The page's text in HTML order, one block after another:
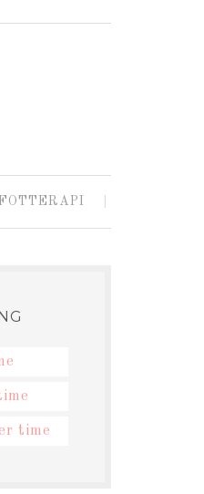
time